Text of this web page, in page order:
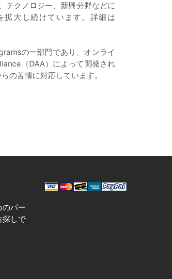
テクノロジー、新興分野などに
大し続けています。詳細は
の一部門であり、オンライ
（DAA）によって開発され
の苦情に対応しています。
のパー
探しで